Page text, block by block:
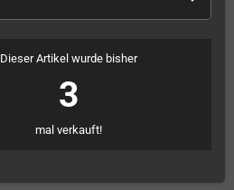
Dieser Artikel wurde bisher
3
mal verkauft!